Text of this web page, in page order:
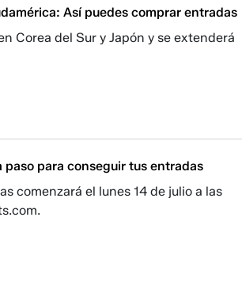
Así puedes comprar entradas
Corea del Sur y Japón y se extenderá
paso para conseguir tus entradas
comenzará el lunes 14 de julio a las